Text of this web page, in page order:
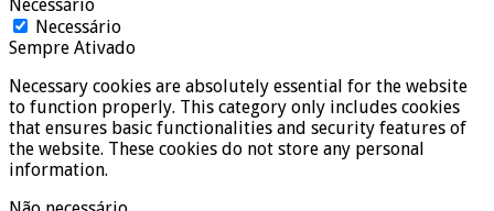
Necessário
Necessário
Sempre Ativado
Necessary cookies are absolutely essential for the website
to function properly. This category only includes cookies
that ensures basic functionalities and security features of
the website. These cookies do not store any personal
information.